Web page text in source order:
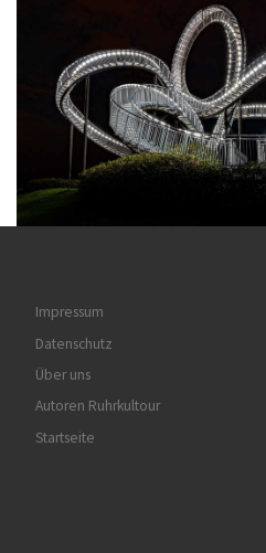
Impressum
Datenschutz
Über uns
Autoren Ruhrkultour
Startseite